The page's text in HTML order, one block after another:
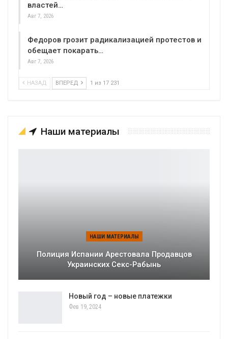
властей…
Авг 7, 2026
Федоров грозит радикализацией протестов и
обещает покарать…
Авг 7, 2026
НАЗАД ВПЕРЕД 1 из 17 231
Наши материалы
НАШИ МАТЕРИАЛЫ
Полиция Испании Арестовала Продавцов
Украинских Секс-Рабынь
Новый год – новые платежки
Фев 19, 2024